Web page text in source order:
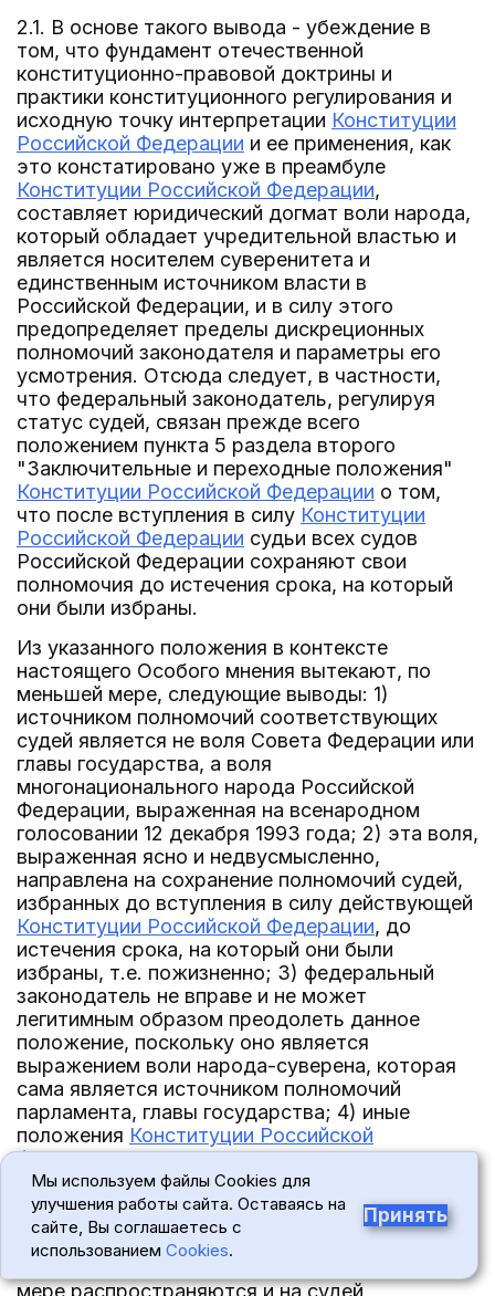
2.1. В основе такого вывода - убеждение в
том, что фундамент отечественной
конституционно-правовой доктрины и
практики конституционного регулирования и
исходную точку интерпретации Конституции
Российской Федерации и ее применения, как
это констатировано уже в преамбуле
Конституции Российской Федерации,
составляет юридический догмат воли народа,
который обладает учредительной властью и
является носителем суверенитета и
единственным источником власти в
Российской Федерации, и в силу этого
предопределяет пределы дискреционных
полномочий законодателя и параметры его
усмотрения. Отсюда следует, в частности,
что федеральный законодатель, регулируя
статус судей, связан прежде всего
положением пункта 5 раздела второго
"Заключительные и переходные положения"
Конституции Российской Федерации о том,
что после вступления в силу Конституции
Российской Федерации судьи всех судов
Российской Федерации сохраняют свои
полномочия до истечения срока, на который
они были избраны.
Из указанного положения в контексте
настоящего Особого мнения вытекают, по
меньшей мере, следующие выводы: 1)
источником полномочий соответствующих
судей является не воля Совета Федерации или
главы государства, а воля
многонационального народа Российской
Федерации, выраженная на всенародном
голосовании 12 декабря 1993 года; 2) эта воля,
выраженная ясно и недвусмысленно,
направлена на сохранение полномочий судей,
избранных до вступления в силу действующей
Конституции Российской Федерации, до
истечения срока, на который они были
избраны, т.е. пожизненно; 3) федеральный
законодатель не вправе и не может
легитимным образом преодолеть данное
положение, поскольку оно является
выражением воли народа-суверена, которая
сама является источником полномочий
парламента, главы государства; 4) иные
положения Конституции Российской
Федерациине могут истолковываться в
противоречии с указанным императивным
велением Основного закона.
Объективности ради полагаю нужным
мере распространяются и на судей
Мы используем файлы Cookies для
улучшения работы сайта. Оставаясь на
сайте, Вы соглашаетесь с
использованием Cookies.
Принять